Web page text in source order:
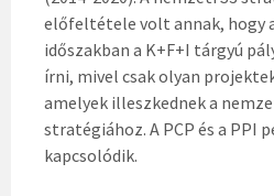
előfeltétele volt annak, hogy
időszakban a K+F+I tárgyú
írni, mivel csak olyan
amelyek illeszkednek a
stratégiához. A PCP és a PPI
kapcsolódik.